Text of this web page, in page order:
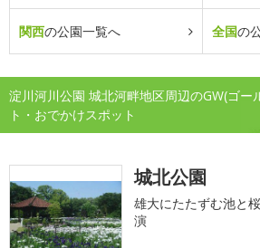
関西の公園一覧へ 全国の
淀川河川公園 城北河畔地区周辺のGW(ゴー
ト・おでかけスポット
城北公園
雄大にたたずむ池と
演